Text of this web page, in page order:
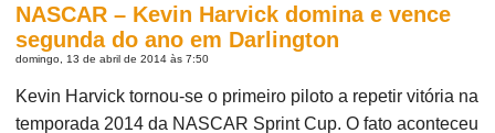
NASCAR – Kevin Harvick domina e vence
segunda do ano em Darlington
domingo, 13 de abril de 2014 às 7:50
Kevin Harvick tornou-se o primeiro piloto a repetir vitória na
temporada 2014 da NASCAR Sprint Cup. O fato aconteceu